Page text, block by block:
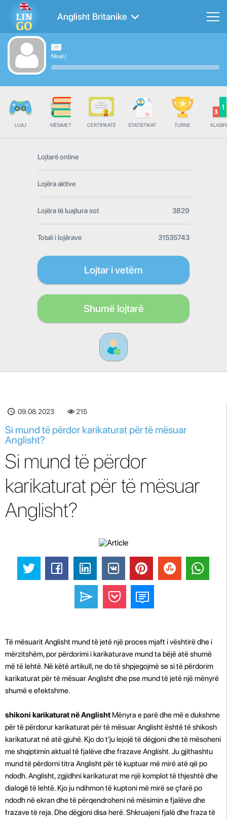
Anglisht Britanike
Nivel/
LUAJ MËSIMET CERTIFIKATË STATISTIKAT TURNE
Lojtarë online
Lojëra aktive
Lojëra të luajtura sot 3829
Totali i lojërave 31535743
Lojtar i vetëm
Shumë lojtarë
09.08.2023 215
Si mund të përdor karikaturat për të mësuar
Anglisht?
Si mund të përdor
karikaturat për të mësuar
Anglisht?
Të mësuarit Anglisht mund të jetë një proces mjaft i vështirë dhe i
mërzitshëm, por përdorimi i karikaturave mund ta bëjë atë shumë
më të lehtë. Në këtë artikull, ne do të shpjegojmë se si të përdorim
karikaturat për të mësuar Anglisht dhe pse mund të jetë një mënyrë
shumë e efektshme.
shikoni karikaturat në Anglisht Mënyra e parë dhe më e dukshme
për të përdorur karikaturat për të mësuar Anglisht është të shikosh
karikaturat në atë gjuhë. Kjo do t'ju lejojë të dëgjoni dhe të mësoheni
me shqiptimin aktual të fjalëve dhe frazave Anglisht. Ju gjithashtu
mund të përdorni titra Anglisht për të kuptuar më mirë atë që po
ndodh. Anglisht, zgjidhni karikaturat me një komplot të thjeshtë dhe
dialogë të lehtë. Kjo ju ndihmon të kuptoni më mirë se çfarë po
ndodh në ekran dhe të përqendroheni në mësimin e fjalëve dhe
frazave të reja. Dhe dëgjoni disa herë. Shkruajeni fjalë dhe fraza të